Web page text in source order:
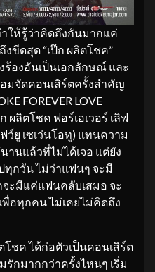
ให้รู้ว่าคิดถึงกันมากแค่
ขีดสุด “เป๊ก ผลิตโชค”
ร้องอันเป็นเอกลักษณ์ และ
มจัดคอนเสิร์ตครั้งสำคัญ
FOREVER LOVE
ผลิตโชค ฟอร์เอเวอร์ เลิฟ
ว์ยู เซเว่นโอทู) แทนความ
นแล้วที่ไม่ได้เจอ แต่ยัง
ทุกวัน ไม่ว่าแฟนๆ จะมี
ะมีแค่แฟนคลับเสมอ จะ
อทุกคน ไม่เคยไม่คิดถึง
ชค ได้ก่อตัวเป็นคอนเสิร์ต
กมากกว่าครั้งไหนๆ เริ่ม